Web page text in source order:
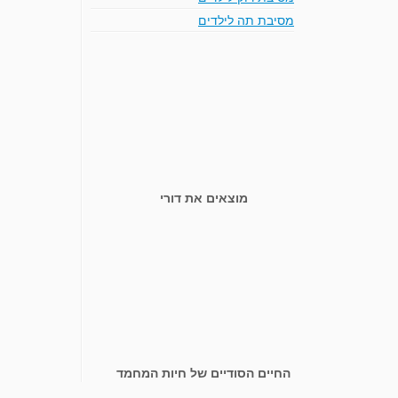
מסיבת תה לילדים
מוצאים את דורי
החיים הסודיים של חיות המחמד